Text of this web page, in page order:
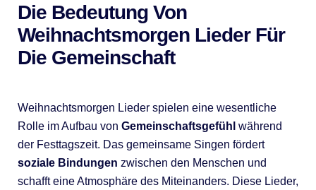
Die Bedeutung Von
Weihnachtsmorgen Lieder Für
Die Gemeinschaft
Weihnachtsmorgen Lieder spielen eine wesentliche
Rolle im Aufbau von Gemeinschaftsgefühl während
der Festtagszeit. Das gemeinsame Singen fördert
soziale Bindungen zwischen den Menschen und
schafft eine Atmosphäre des Miteinanders. Diese Lieder,